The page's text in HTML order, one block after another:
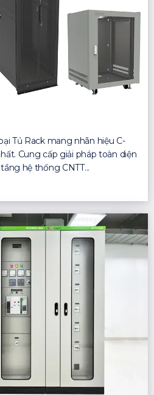
Tủ Rack mang nhãn hiệu C-
Cung cấp giải pháp toàn diện
hệ thống CNTT...